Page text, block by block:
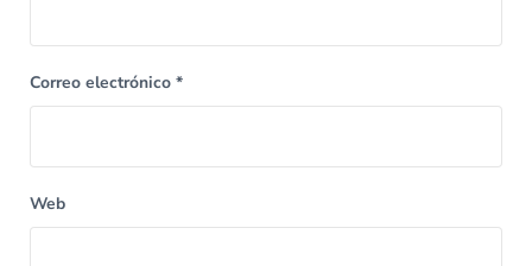
Correo electrónico *
Web